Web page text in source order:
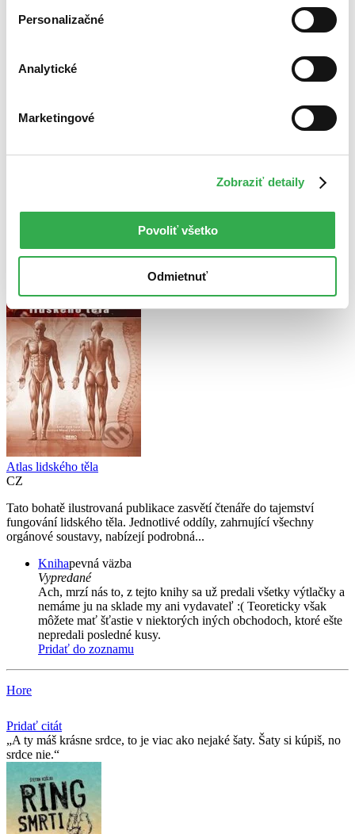
Personalizačné
Analytické
Marketingové
Zobraziť detaily
Povoliť všetko
Odmietnuť
Bestsellery
Najdrahšie
So španielskym pôvodom
Atlas lidského těla
CZ
Tato bohatě ilustrovaná publikace zasvětí čtenáře do tajemství
fungování lidského těla. Jednotlivé oddíly, zahrnující všechny
orgánové soustavy, nabízejí podrobná...
Knihapevná väzba
Vypredané
Ach, mrzí nás to, z tejto knihy sa už predali všetky výtlačky a
nemáme ju na sklade my ani vydavateľ :( Teoreticky však
môžete mať šťastie v niektorých iných obchodoch, ktoré ešte
nepredali posledné kusy.
Pridať do zoznamu
Hore
Pridať citát
A ty máš krásne srdce, to je viac ako nejaké šaty. Šaty si kúpiš, no
srdce nie.